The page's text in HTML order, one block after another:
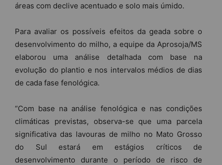
áreas com declive acentuado e solo mais úmido.
Para avaliar os possíveis efeitos da geada sobre o
desenvolvimento do milho, a equipe da Aprosoja/MS
elaborou uma análise detalhada com base na
evolução do plantio e nos intervalos médios de dias
de cada fase fenológica.
“Com base na análise fenológica e nas condições
climáticas previstas, observa-se que uma parcela
significativa das lavouras de milho no Mato Grosso
do Sul estará em estágios críticos de
desenvolvimento durante o período de risco de